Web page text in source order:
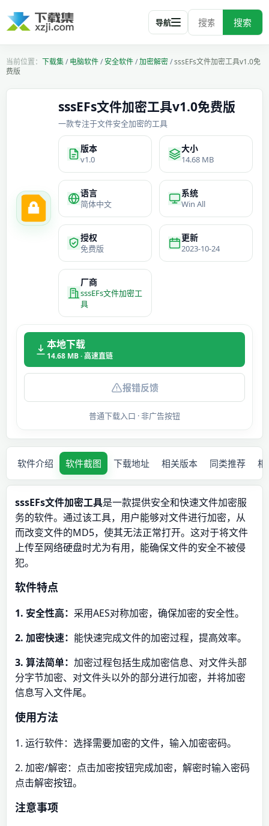
搜索
导航
下载集/电脑软件/安全软件/加密解密/sssEFs文件加密工具v1.0免
费版
sssEFs文件加密工具v1.0免费版
一款专注于文件安全加密的工具
版本
v1.0
大小
14.68 MB
语言
简体中文
系统
Win All
授权
免费版
更新
2023-10-24
厂商
sssEFs文件加密工
具
本地下载
14.68 MB · 高速直链
报错反馈
普通下载入口 · 非广告按钮
软件介绍 软件截图 下载地址 相关版本 同类推荐 相
sssEFs文件加密工具是一款提供安全和快速文件加密服
务的软件。通过该工具，用户能够对文件进行加密，从
而改变文件的MD5，使其无法正常打开。这对于将文件
上传至网络硬盘时尤为有用，能确保文件的安全不被侵
犯。
软件特点
1. 安全性高： 采用AES对称加密，确保加密的安全性。
2. 加密快速： 能快速完成文件的加密过程，提高效率。
3. 算法简单： 加密过程包括生成加密信息、对文件头部
分字节加密、对文件头以外的部分进行加密，并将加密
信息写入文件尾。
使用方法
1. 运行软件：选择需要加密的文件，输入加密密码。
2. 加密/解密：点击加密按钮完成加密，解密时输入密码
点击解密按钮。
注意事项